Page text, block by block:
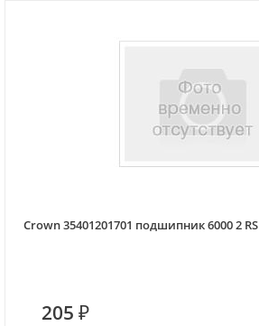
Crown 35401201701 подшипник 6000 2 RS
205 ₽